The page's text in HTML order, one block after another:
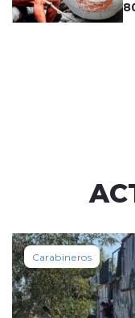
Carabineros